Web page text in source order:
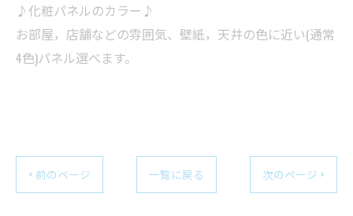
♪化粧パネルのカラー♪
お部屋，店舗などの雰囲気、壁紙，天井の色に近い(通常
4色)パネル選べます。
< 前のページ 一覧に戻る 次のページ >